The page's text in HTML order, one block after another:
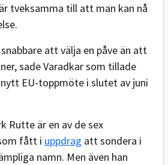
tveksamma till att man kan nå
att välja en påve än att
sade Varadkar som tillade
EU-toppmöte i slutet av juni
Rutte är en av de sex
fått i uppdrag att sondera i
namn. Men även han